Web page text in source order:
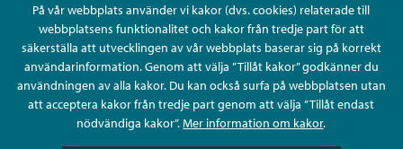
På vår webbplats använder vi kakor (dvs. cookies) relaterade till
webbplatsens funktionalitet och kakor från tredje part för att
säkerställa att utvecklingen av vår webbplats baserar sig på korrekt
användarinformation. Genom att välja ”Tillåt kakor” godkänner du
användningen av alla kakor. Du kan också surfa på webbplatsen utan
att acceptera kakor från tredje part genom att välja ”Tillåt endast
nödvändiga kakor”.Mer information om kakor.
Ge anonym respons
Ställ en fråga eller sköta ditt ärende
Kontaktuppgifter